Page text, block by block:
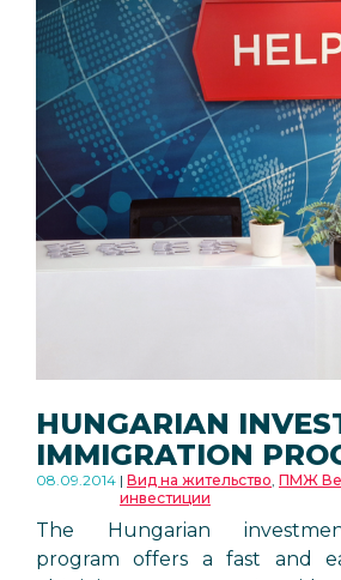
HUNGARIAN
IMMIGRATION
08.09.2014 Вид на жительство, ПМЖ
инвестиции
The Hungarian
program offers a fast and